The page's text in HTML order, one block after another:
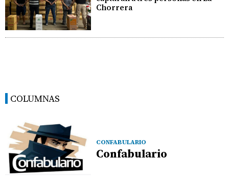
Chorrera
COLUMNAS
CONFABULARIO
Confabulario